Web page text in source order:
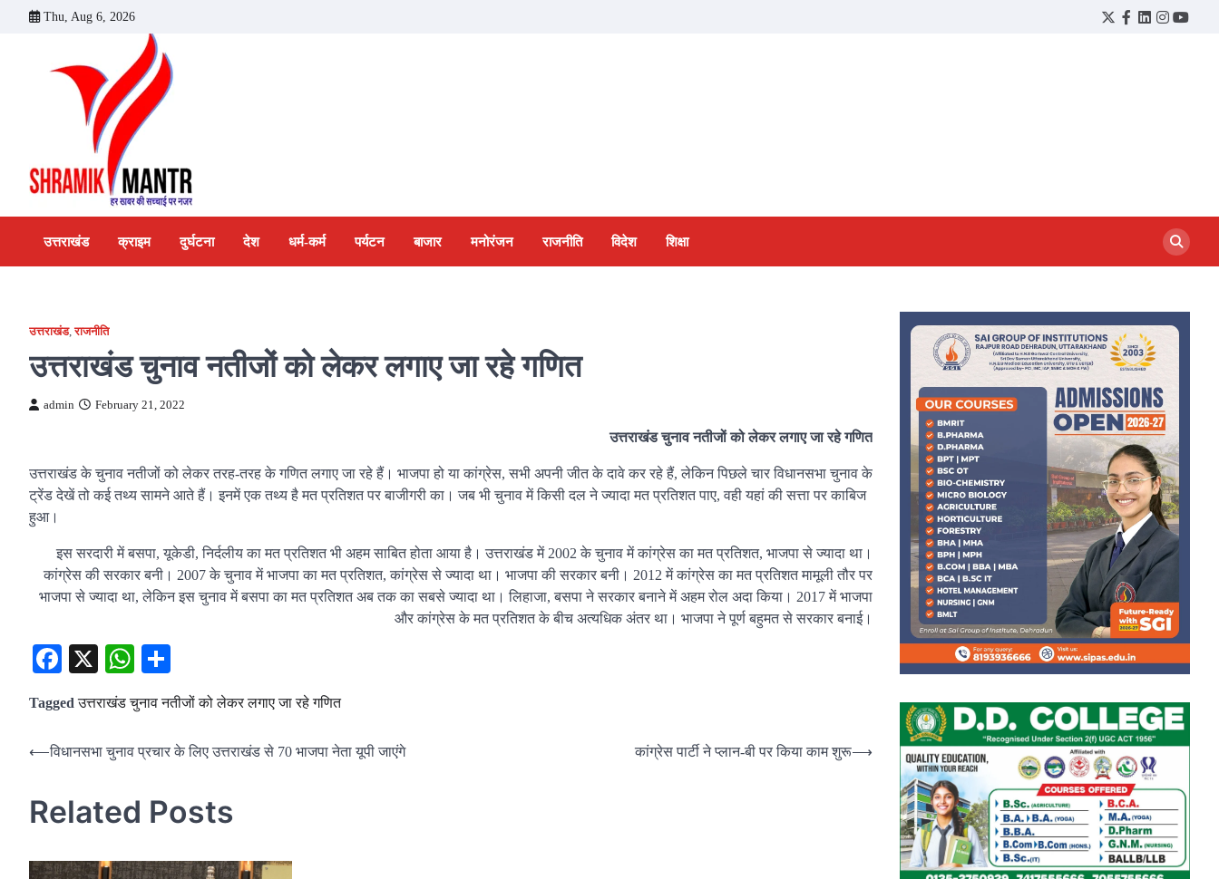
Thu, Aug 6, 2026
Twitter
Facebook
LinkedIn
Instagram
उत्तराखंड क्राइम दुर्घटना देश धर्म-कर्म पर्यटन बाजार मनोरंजन राजनीति विदेश शिक्षा
उत्तराखंड,राजनीति
उत्तराखंड चुनाव नतीजों को लेकर लगाए जा रहे गणित
admin February 21, 2022
उत्तराखंड चुनाव नतीजों को लेकर लगाए जा रहे गणित
उत्तराखंड के चुनाव नतीजों को लेकर तरह-तरह के गणित लगाए जा रहे हैं। भाजपा हो या कांग्रेस, सभी अपनी जीत के दावे कर रहे हैं, लेकिन पिछले चार विधानसभा चुनाव के
ट्रेंड देखें तो कई तथ्य सामने आते हैं। इनमें एक तथ्य है मत प्रतिशत पर बाजीगरी का। जब भी चुनाव में किसी दल ने ज्यादा मत प्रतिशत पाए, वही यहां की सत्ता पर काबिज
हुआ।
इस सरदारी में बसपा, यूकेडी, निर्दलीय का मत प्रतिशत भी अहम साबित होता आया है। उत्तराखंड में 2002 के चुनाव में कांग्रेस का मत प्रतिशत, भाजपा से ज्यादा था।
कांग्रेस की सरकार बनी। 2007 के चुनाव में भाजपा का मत प्रतिशत, कांग्रेस से ज्यादा था। भाजपा की सरकार बनी। 2012 में कांग्रेस का मत प्रतिशत मामूली तौर पर
भाजपा से ज्यादा था, लेकिन इस चुनाव में बसपा का मत प्रतिशत अब तक का सबसे ज्यादा था। लिहाजा, बसपा ने सरकार बनाने में अहम रोल अदा किया। 2017 में भाजपा
और कांग्रेस के मत प्रतिशत के बीच अत्यधिक अंतर था। भाजपा ने पूर्ण बहुमत से सरकार बनाई।
Facebook
X WhatsApp
Taggedउत्तराखंड चुनाव नतीजों को लेकर लगाए जा रहे गणित
Post
⟵विधानसभा चुनाव प्रचार के लिए उत्तराखंड से 70 भाजपा नेता यूपी जाएंगे कांग्रेस पार्टी ने प्लान-बी पर किया काम शुरू⟶
Related Posts